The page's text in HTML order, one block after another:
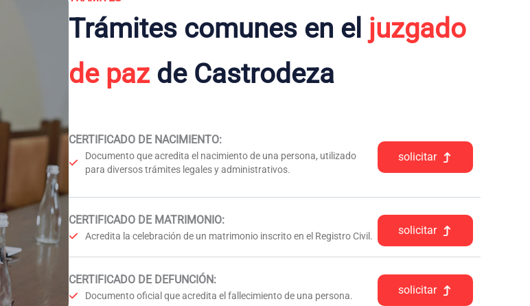
Trámites comunes en el juzgado
de pazde Castrodeza
CERTIFICADO DE NACIMIENTO:
Documento que acredita el nacimiento de una persona, utilizado
para diversos trámites legales y administrativos.
solicitar
CERTIFICADO DE MATRIMONIO:
Acredita la celebración de un matrimonio inscrito en el Registro Civil. solicitar
CERTIFICADO DE DEFUNCIÓN:
Documento oficial que acredita el fallecimiento de una persona. solicitar